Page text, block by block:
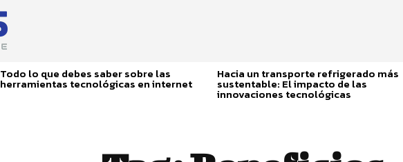
Todo lo que debes saber sobre las
herramientas tecnológicas en internet
Hacia un transporte refrigerado más
sustentable: El impacto de las
innovaciones tecnológicas